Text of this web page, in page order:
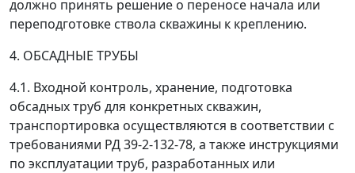
должно принять решение о переносе начала или
переподготовке ствола скважины к креплению.
4. ОБСАДНЫЕ ТРУБЫ
4.1. Входной контроль, хранение, подготовка
обсадных труб для конкретных скважин,
транспортировка осуществляются в соответствии с
требованиями РД 39-2-132-78, а также инструкциями
по эксплуатации труб, разработанных или